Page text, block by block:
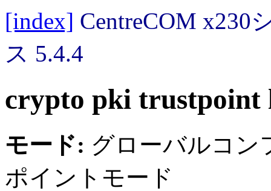
[index] CentreCOM x230
ス 5.4.4
crypto pki trustpoint
モード: グローバルコン
ポイントモード